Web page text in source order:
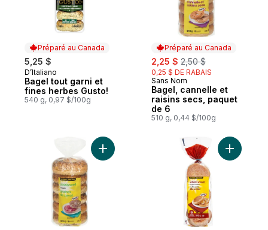
Préparé au Canada
5,25 $
Préparé au Canada
D’Italiano
Bagel tout garni et
fines herbes Gusto!
540 g, 0,97 $/100g
Préparé au Canada
sale:
2,25 $ , formerly:
2,50 $
0,25 $ DE RABAIS
Préparé au Canada
Sans Nom
Bagel, cannelle et
raisins secs, paquet
de 6
510 g, 0,44 $/100g
Ajouter Bagel, graines de pavot au panier